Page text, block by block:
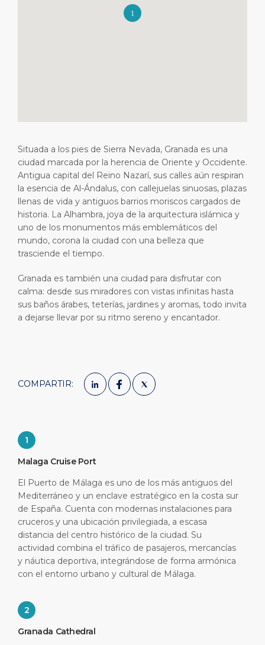
Viajes cortos
Empleo
PUERTO
1
Malaga Cruise Port
El Puerto de Málaga es uno de los más antiguos del
Mediterráneo y un enclave estratégico en la costa sur
de España. Cuenta con modernas instalaciones para
cruceros y una ubicación privilegiada, a escasa
distancia del centro histórico de la ciudad. Su
actividad combina el tráfico de pasajeros, mercancías
y náutica deportiva, integrándose de forma armónica
con el entorno urbano y cultural de Málaga.
2
Granada Cathedral
Situada a los pies de Sierra Nevada, Granada es una
ciudad marcada por la herencia de Oriente y Occidente.
Antigua capital del Reino Nazarí, sus calles aún respiran
la esencia de Al-Ándalus, con callejuelas sinuosas, plazas
llenas de vida y antiguos barrios moriscos cargados de
historia. La Alhambra, joya de la arquitectura islámica y
uno de los monumentos más emblemáticos del
mundo, corona la ciudad con una belleza que
trasciende el tiempo.
Granada es también una ciudad para disfrutar con
calma: desde sus miradores con vistas infinitas hasta
sus baños árabes, teterías, jardines y aromas, todo invita
a dejarse llevar por su ritmo sereno y encantador.
COMPARTIR: